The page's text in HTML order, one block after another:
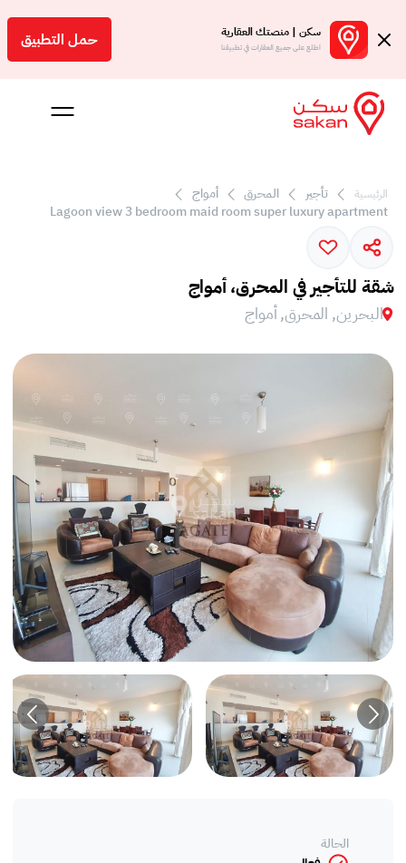
سكن | منصتك العقارية
اطلع على جميع العقارات في تطبيقنا حمل التطبيق
بالعمولة
الرئيسية تأجير المحرق
أمواج
Lagoon view 3 bedroom maid room super luxury apartment
شقة للتأجير في المحرق، أمواج
البحرين, المحرق, أمواج
الحالة